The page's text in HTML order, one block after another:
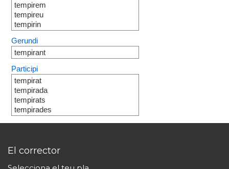
tempirem
tempireu
tempirin
Gerundi
tempirant
Participi
tempirat
tempirada
tempirats
tempirades
El corrector